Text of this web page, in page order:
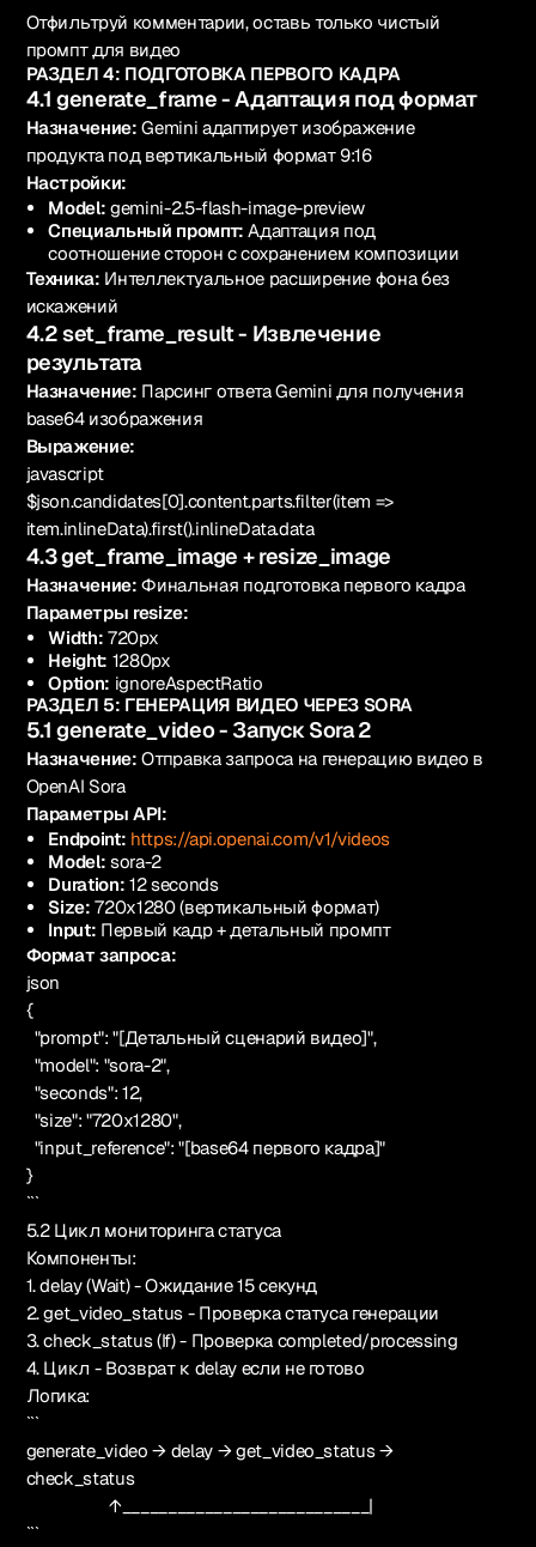
Отфильтруй комментарии, оставь только чистый
промпт для видео
РАЗДЕЛ 4: ПОДГОТОВКА ПЕРВОГО КАДРА
4.1 generate_frame - Адаптация под формат
Назначение: Gemini адаптирует изображение
продукта под вертикальный формат 9:16
Настройки:
Model: gemini-2.5-flash-image-preview
Специальный промпт: Адаптация под
соотношение сторон с сохранением композиции
Техника: Интеллектуальное расширение фона без
искажений
4.2 set_frame_result - Извлечение
результата
Назначение: Парсинг ответа Gemini для получения
base64 изображения
Выражение:
javascript
$json.candidates[0].content.parts.filter(item =>
item.inlineData).first().inlineData.data
4.3 get_frame_image + resize_image
Назначение: Финальная подготовка первого кадра
Параметры resize:
Width: 720px
Height: 1280px
Option: ignoreAspectRatio
РАЗДЕЛ 5: ГЕНЕРАЦИЯ ВИДЕО ЧЕРЕЗ SORA
5.1 generate_video - Запуск Sora 2
Назначение: Отправка запроса на генерацию видео в
OpenAI Sora
Параметры API:
Endpoint: https://api.openai.com/v1/videos
Model: sora-2
Duration: 12 seconds
Size: 720x1280 (вертикальный формат)
Input: Первый кадр + детальный промпт
Формат запроса:
json
{
"prompt": "[Детальный сценарий видео]",
"model": "sora-2",
"seconds": 12,
"size": "720x1280",
"input_reference": "[base64 первого кадра]"
}
```
5.2 Цикл мониторинга статуса
Компоненты:
1. delay (Wait) - Ожидание 15 секунд
2. get_video_status - Проверка статуса генерации
3. check_status (If) - Проверка completed/processing
4. Цикл - Возврат к delay если не готово
Логика:
```
generate_video → delay → get_video_status →
check_status
↑___________________________|
```